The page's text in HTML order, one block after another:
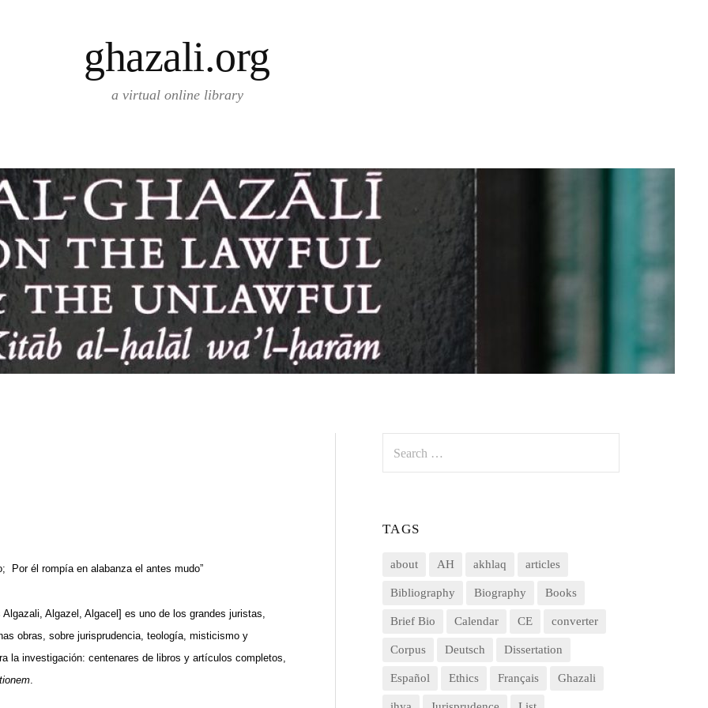
ghazali.org
a virtual online library
Por él rompía en alabanza el antes mudo”
Algazel, Algacel] es uno de los grandes juristas,
obras, sobre jurisprudencia, teología, misticismo y
la investigación: centenares de libros y artículos completos,
for:
TAGS
about AH akhlaq articles
Bibliography Biography Books
Brief Bio Calendar CE converter
Corpus Deutsch Dissertation
Español Ethics Français Ghazali